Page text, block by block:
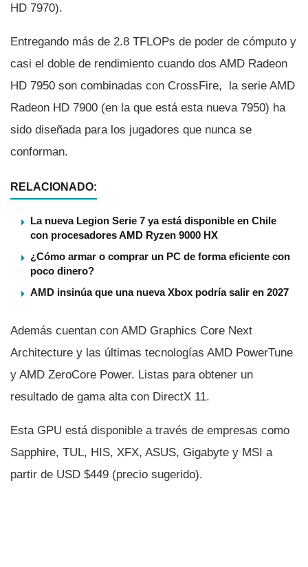
HD 7970).
Entregando más de 2.8 TFLOPs de poder de cómputo y
casi el doble de rendimiento cuando dos AMD Radeon
HD 7950 son combinadas con CrossFire, la serie AMD
Radeon HD 7900 (en la que está esta nueva 7950) ha
sido diseñada para los jugadores que nunca se
conforman.
RELACIONADO:
La nueva Legion Serie 7 ya está disponible en Chile
con procesadores AMD Ryzen 9000 HX
¿Cómo armar o comprar un PC de forma eficiente con
poco dinero?
AMD insinúa que una nueva Xbox podría salir en 2027
Además cuentan con AMD Graphics Core Next
Architecture y las últimas tecnologí­as AMD PowerTune
y AMD ZeroCore Power. Listas para obtener un
resultado de gama alta con DirectX 11.
Esta GPU está disponible a través de empresas como
Sapphire, TUL, HIS, XFX, ASUS, Gigabyte y MSI a
partir de USD $449 (precio sugerido).